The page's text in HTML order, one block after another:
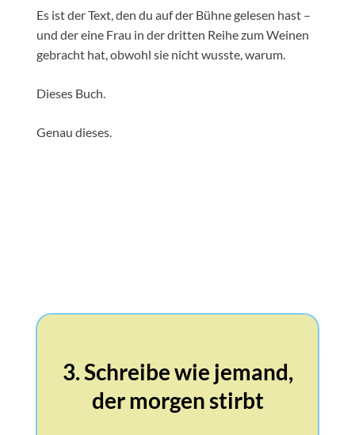
Es ist der Text, den du auf der Bühne gelesen hast –
und der eine Frau in der dritten Reihe zum Weinen
gebracht hat, obwohl sie nicht wusste, warum.
Dieses Buch.
Genau dieses.
3. Schreibe wie jemand,
der morgen stirbt